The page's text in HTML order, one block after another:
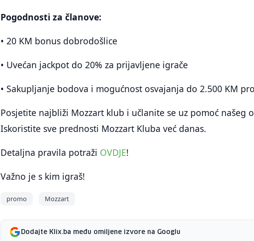
Pogodnosti za članove:
• 20 KM bonus dobrodošlice
• Uvećan jackpot do 20% za prijavljene igrače
• Sakupljanje bodova i mogućnost osvajanja do 2.500 KM
Posjetite najbliži Mozzart klub i učlanite se uz pomoć našeg
Iskoristite sve prednosti Mozzart Kluba već danas.
Detaljna pravila potraži OVDJE!
Važno je s kim igraš!
promo Mozzart
Dodajte Klix.ba među omiljene izvore na Googlu